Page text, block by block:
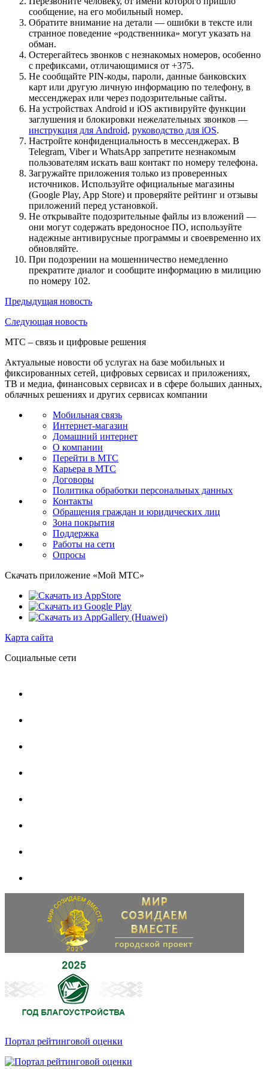
сообщение, на его мобильный номер.
Обратите внимание на детали — ошибки в тексте или
странное поведение «родственника» могут указать на
обман.
Остерегайтесь звонков с незнакомых номеров, особенно
с префиксами, отличающимися от +375.
Не сообщайте PIN-коды, пароли, данные банковских
карт или другую личную информацию по телефону, в
мессенджерах или через подозрительные сайты.
На устройствах Android и iOS активируйте функции
заглушения и блокировки нежелательных звонков —
инструкция для Android, руководство для iOS.
Настройте конфиденциальность в мессенджерах. В
Telegram, Viber и WhatsApp запретите незнакомым
пользователям искать ваш контакт по номеру телефона.
Загружайте приложения только из проверенных
источников. Используйте официальные магазины
(Google Play, App Store) и проверяйте рейтинг и отзывы
приложений перед установкой.
Не открывайте подозрительные файлы из вложений —
они могут содержать вредоносное ПО, используйте
надежные антивирусные программы и своевременно их
обновляйте.
При подозрении на мошенничество немедленно
прекратите диалог и сообщите информацию в милицию
по номеру 102.
Предыдущая новость
Следующая новость
МТС – связь и цифровые решения
Актуальные новости об услугах на базе мобильных и
фиксированных сетей, цифровых сервисах и приложениях,
ТВ и медиа, финансовых сервисах и в сфере больших данных,
облачных решениях и других сервисах компании
Мобильная связь
Интернет-магазин
Домашний интернет
О компании
Перейти в МТС
Карьера в МТС
Договоры
Политика обработки персональных данных
Контакты
Обращения граждан и юридических лиц
Зона покрытия
Поддержка
Работы на сети
Опросы
Скачать приложение «Мой МТС»
Карта сайта
Социальные сети
Портал рейтинговой оценки